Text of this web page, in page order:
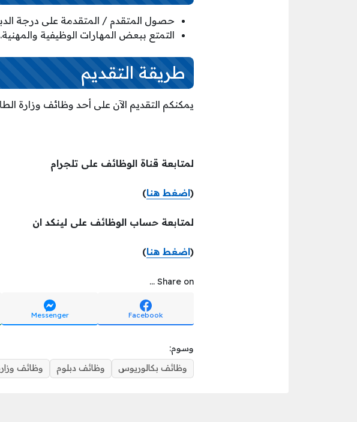
حصول المتقدم / المتقدمة على درجة
التمتع ببعض المهارات الوظيفية والمهنية.
طريقة التقديم
يمكنكم التقديم الآن على أحد وظائف وزارة
لمتابعة قناة الوظائف على تلجرام
(اضغط هنا)
لمتابعة حساب الوظائف على لينكد ان
(اضغط هنا)
Share on ...
Facebook
Messenger
وسوم:
وظائف بكالوريوس
وظائف دبلوم وظائف